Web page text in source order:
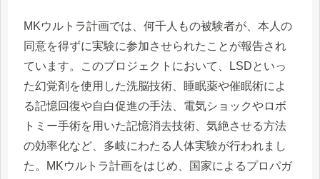
MKウルトラ計画では、何千人もの被験者が、本人の
同意を得ずに実験に参加させられたことが報告され
ています。このプロジェクトにおいて、LSDといっ
た幻覚剤を使用した洗脳技術、睡眠薬や催眠術によ
る記憶回復や自白促進の手法、電気ショックやロボ
トミー手術を用いた記憶消去技術、気絶させる方法
の効率化など、多岐にわたる人体実験が行われまし
た。MKウルトラ計画をはじめ、国家によるプロパガ